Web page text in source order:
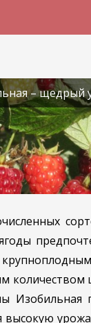
– щедрый
количеством
Изобильная
высокую